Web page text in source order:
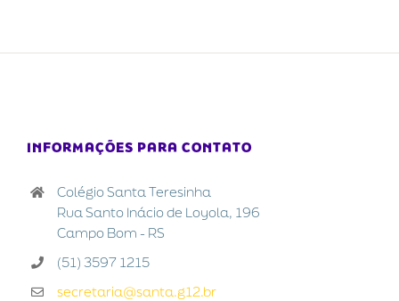
INFORMAÇÕES PARA CONTATO
Colégio Santa Teresinha
Rua Santo Inácio de Loyola, 196
Campo Bom - RS
(51) 3597 1215
secretaria@santa.g12.br